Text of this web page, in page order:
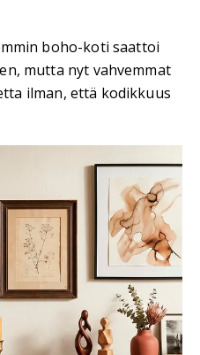
boho-koti saattoi
mutta nyt vahvemmat
ilman, että kodikkuus